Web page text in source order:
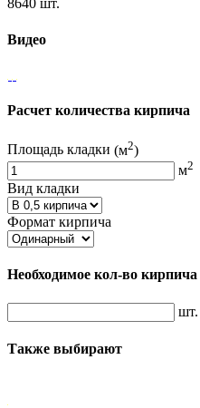
8640 шт.
Видео
Расчет количества кирпича
Площадь кладки (м2)
м2
Вид кладки
Формат кирпича
Необходимое кол-во кирпича
шт.
Также выбирают